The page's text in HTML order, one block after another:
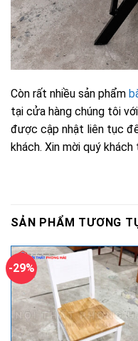
Còn rất nhiều sản phẩm
tại cửa hàng chúng tôi
được cập nhật liên tục
khách. Xin mời quý
SẢN PHẨM TƯƠNG
-29%